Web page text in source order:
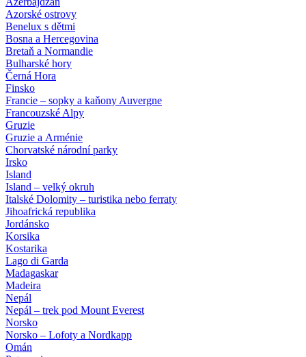
Azorské ostrovy
Benelux s dětmi
Bosna a Hercegovina
Bretaň a Normandie
Bulharské hory
Černá Hora
Finsko
Francie – sopky a kaňony Auvergne
Francouzské Alpy
Gruzie
Gruzie a Arménie
Chorvatské národní parky
Irsko
Island
Island – velký okruh
Italské Dolomity – turistika nebo ferraty
Jihoafrická republika
Jordánsko
Korsika
Kostarika
Lago di Garda
Madagaskar
Madeira
Nepál
Nepál – trek pod Mount Everest
Norsko
Norsko – Lofoty a Nordkapp
Omán